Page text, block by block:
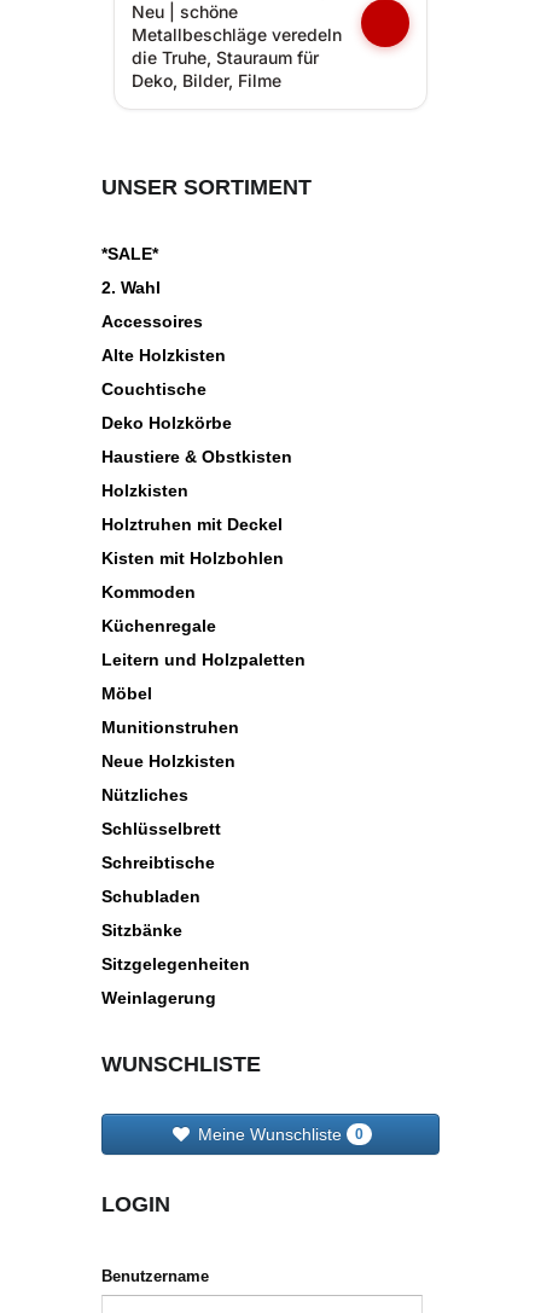
Neu | schöne
Metallbeschläge veredeln
die Truhe, Stauraum für
Deko, Bilder, Filme
UNSER SORTIMENT
*SALE*
2. Wahl
Accessoires
Alte Holzkisten
Couchtische
Deko Holzkörbe
Haustiere & Obstkisten
Holzkisten
Holztruhen mit Deckel
Kisten mit Holzbohlen
Kommoden
Küchenregale
Leitern und Holzpaletten
Möbel
Munitionstruhen
Neue Holzkisten
Nützliches
Schlüsselbrett
Schreibtische
Schubladen
Sitzbänke
Sitzgelegenheiten
Weinlagerung
WUNSCHLISTE
Meine Wunschliste 0
LOGIN
Benutzername